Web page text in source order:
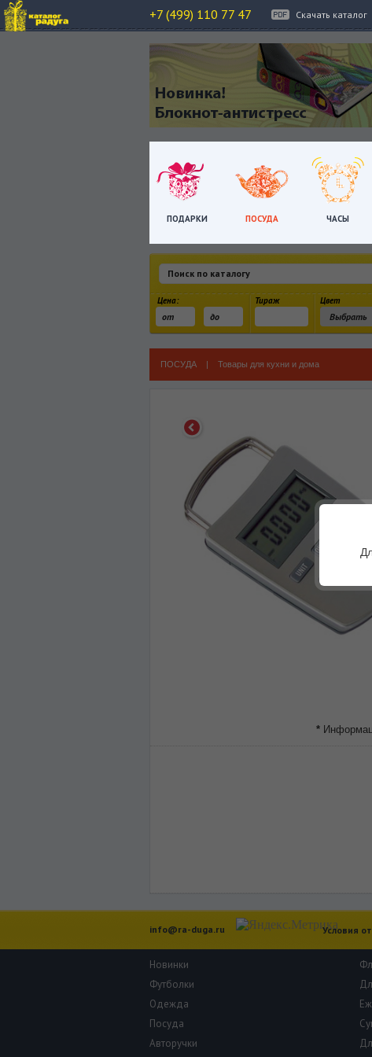
+7 (499) 110 77 47 Скачать каталог
ПОДАРКИ ПОСУДА ЧАСЫ
Цена: Тираж Цвет
ПОСУДА | Товары для кухни и дома
*
info@ra-duga.ru Условия
Новинки
Футболки
Одежда
Посуда
Авторучки